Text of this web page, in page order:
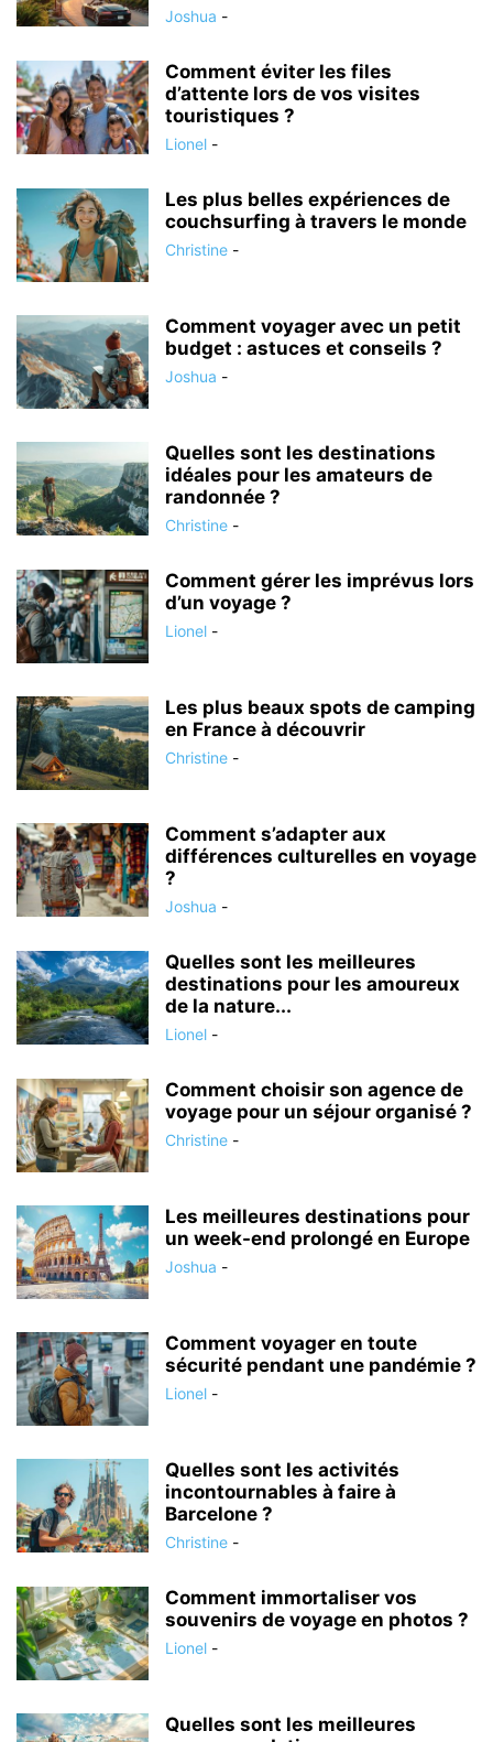
Joshua -
Comment éviter les files
d’attente lors de vos visites
touristiques ?
Lionel -
Les plus belles expériences de
couchsurfing à travers le monde
Christine -
Comment voyager avec un petit
budget : astuces et conseils ?
Joshua -
Quelles sont les destinations
idéales pour les amateurs de
randonnée ?
Christine -
Comment gérer les imprévus lors
d’un voyage ?
Lionel -
Les plus beaux spots de camping
en France à découvrir
Christine -
Comment s’adapter aux
différences culturelles en voyage
?
Joshua -
Quelles sont les meilleures
destinations pour les amoureux
de la nature...
Lionel -
Comment choisir son agence de
voyage pour un séjour organisé ?
Christine -
Les meilleures destinations pour
un week-end prolongé en Europe
Joshua -
Comment voyager en toute
sécurité pendant une pandémie ?
Lionel -
Quelles sont les activités
incontournables à faire à
Barcelone ?
Christine -
Comment immortaliser vos
souvenirs de voyage en photos ?
Lionel -
Quelles sont les meilleures